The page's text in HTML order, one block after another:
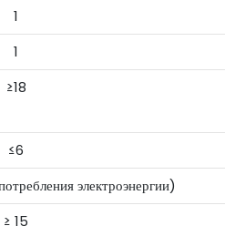
1
1
≥18
≤6
электроэнергии)
≥ 15